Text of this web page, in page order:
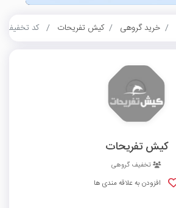
خرید گروهی کیش تفریحات کد تخفیف 10 درصدی کیش تفریحات
کیش تفریحات
تخفیف گروهی
افزودن به علاقه مندی ها